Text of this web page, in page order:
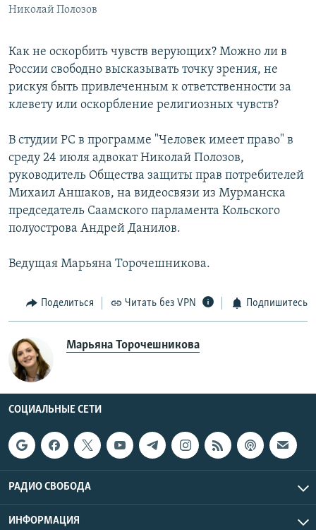
Все сайты РСЕ/РС
Николай Полозов
Как не оскорбить чувств верующих? Можно ли в
России свободно высказывать точку зрения, не
рискуя быть привлеченным к ответственности за
клевету или оскорбление религиозных чувств?
В студии РС в программе "Человек имеет право" в
среду 24 июля адвокат Николай Полозов,
руководитель Общества защиты прав потребителей
Михаил Аншаков, на видеосвязи из Мурманска
председатель Саамского парламента Кольского
полуострова Андрей Данилов.
Ведущая Марьяна Торочешникова.
Поделиться Читать без VPN Подпишитесь
Марьяна Торочешникова
СОЦИАЛЬНЫЕ СЕТИ
РАДИО СВОБОДА
ИНФОРМАЦИЯ